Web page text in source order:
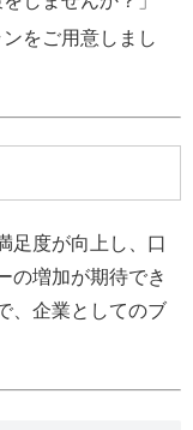
をご用意しまし
足度が向上し、口
の増加が期待でき
、企業としてのブ